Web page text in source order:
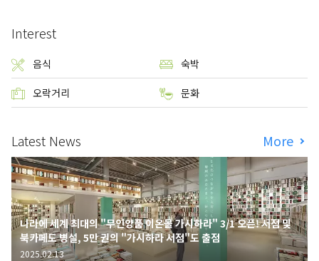
Interest
음식 숙박
오락거리 문화
Latest News More
나라에 세계 최대의 "무인양품 이온몰 가시하라" 3/1 오픈! 서점 및
북카페도 병설, 5만 권의 "가시하라 서점"도 출점
2025.02.13